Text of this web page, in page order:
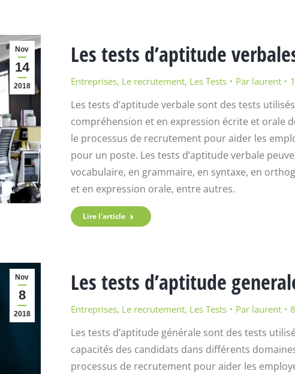
Nov
14
2018
Les tests d’aptitude
Entreprises, Le recrutement, Les Tests Par laurent
Les tests d’aptitude verbale sont des tests
compréhension et en expression écrite et orale
le processus de recrutement pour aider les
pour un poste. Les tests d’aptitude verbale
vocabulaire, en grammaire, en syntaxe, en
et en expression orale, entre autres.
Lire l'article
Nov
8
2018
Les tests d’aptitude
Entreprises, Le recrutement, Les Tests Par laurent
Les tests d’aptitude générale sont des tests
capacités des candidats dans différents
processus de recrutement pour aider les